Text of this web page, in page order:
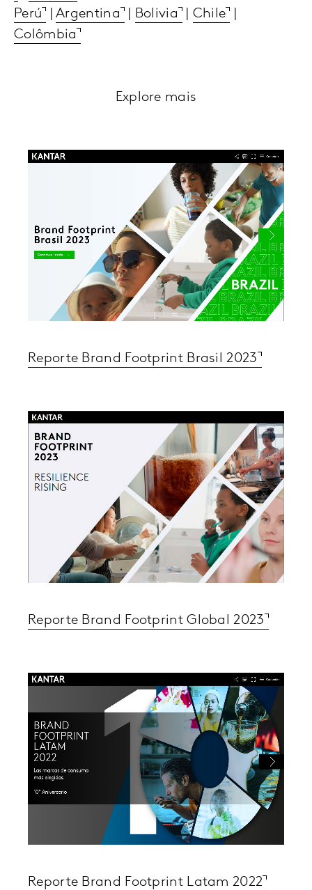
Perú
|Argentina | Bolivia | Chile
Colômbia
Explore mais
Reporte Brand Footprint Brasil 2023
Reporte Brand Footprint Global 2023
Reporte Brand Footprint Latam 2022